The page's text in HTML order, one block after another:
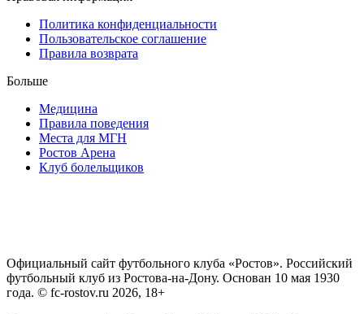
Политика конфиденциальности
Пользовательское соглашение
Правила возврата
Больше
Медицина
Правила поведения
Места для МГН
Ростов Арена
Клуб болельщиков
Официальный сайт футбольного клуба «Ростов». Российский
футбольный клуб из Ростова-на-Дону. Основан 10 мая 1930
года. © fc-rostov.ru 2026, 18+